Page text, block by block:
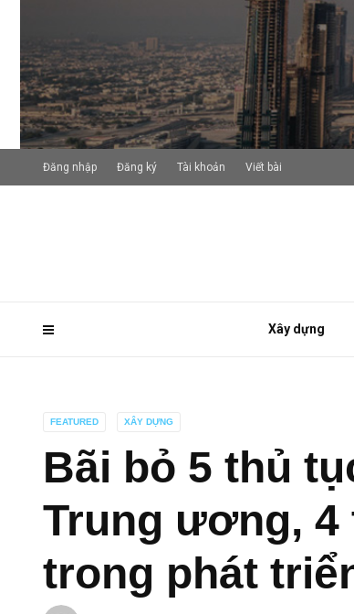
Xây dựng
Đăng nhập Đăng ký Tài khoản Viết bài
FEATURED XÂY DỰNG
Bãi bỏ 5 thủ
Trung ương,
trong phát